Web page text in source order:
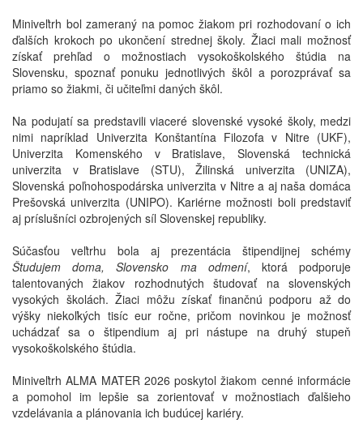
Miniveľtrh bol zameraný na pomoc žiakom pri rozhodovaní o ich
ďalších krokoch po ukončení strednej školy. Žiaci mali možnosť
získať prehľad o možnostiach vysokoškolského štúdia na
Slovensku, spoznať ponuku jednotlivých škôl a porozprávať sa
priamo so žiakmi, či učiteľmi daných škôl.
Na podujatí sa predstavili viaceré slovenské vysoké školy, medzi
nimi napríklad Univerzita Konštantína Filozofa v Nitre (UKF),
Univerzita Komenského v Bratislave, Slovenská technická
univerzita v Bratislave (STU), Žilinská univerzita (UNIZA),
Slovenská poľnohospodárska univerzita v Nitre a aj naša domáca
Prešovská univerzita (UNIPO). Kariérne možnosti boli predstaviť
aj príslušníci ozbrojených síl Slovenskej republiky.
Súčasťou veľtrhu bola aj prezentácia štipendijnej schémy
Študujem doma, Slovensko ma odmení, ktorá podporuje
talentovaných žiakov rozhodnutých študovať na slovenských
vysokých školách. Žiaci môžu získať finančnú podporu až do
výšky niekoľkých tisíc eur ročne, pričom novinkou je možnosť
uchádzať sa o štipendium aj pri nástupe na druhý stupeň
vysokoškolského štúdia.
Miniveľtrh ALMA MATER 2026 poskytol žiakom cenné informácie
a pomohol im lepšie sa zorientovať v možnostiach ďalšieho
vzdelávania a plánovania ich budúcej kariéry.